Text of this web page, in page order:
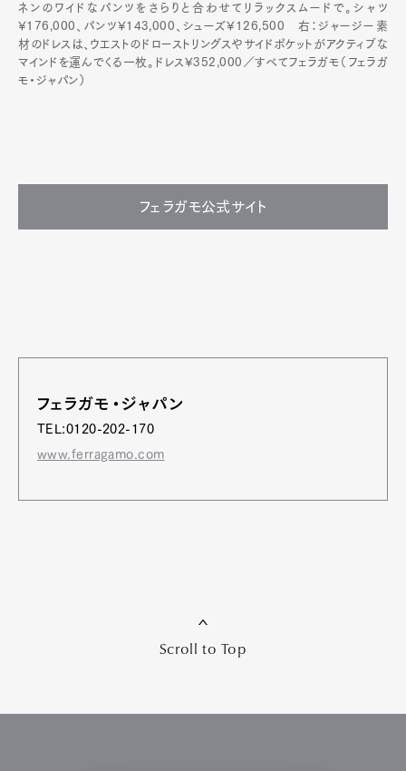
ネンのワイドなパンツをさらりと合わせてリラックスムードで。シャツ
¥176,000、パンツ¥143,000、シューズ¥126,500 右：ジャージー素
材のドレスは、ウエストのドローストリングスやサイドポケットがアクティブな
マインドを運んでくる一枚。ドレス¥352,000／すべてフェラガモ（フェラガ
モ・ジャパン）
フェラガモ公式サイト
フェラガモ・ジャパン
TEL:0120-202-170
www.ferragamo.com
Scroll to Top